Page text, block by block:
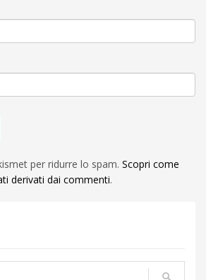
per ridurre lo spam. Scopri come
derivati dai commenti.